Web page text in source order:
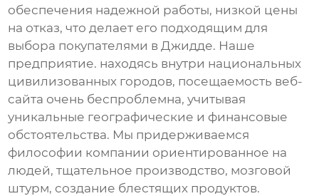
обеспечения надежной работы, низкой цены
на отказ, что делает его подходящим для
выбора покупателями в Джидде. Наше
предприятие. находясь внутри национальных
цивилизованных городов, посещаемость веб-
сайта очень беспроблемна, учитывая
уникальные географические и финансовые
обстоятельства. Мы придерживаемся
философии компании ориентированное на
людей, тщательное производство, мозговой
штурм, создание блестящих продуктов.